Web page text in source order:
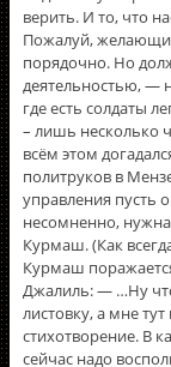
верить. И то, что
Пожалуй,
порядочно. Но
деятельностью, —
где есть солдаты
– лишь несколько
всëм этом
политруков в
управления пусть
несомненно,
Курмаш. (Как
Курмаш
Джалиль: — …Ну
листовку, а мне
стихотворение. В
сейчас надо